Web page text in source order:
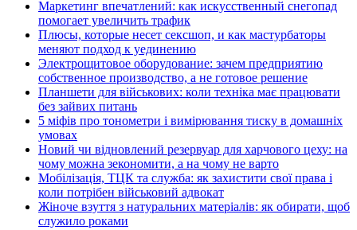
Маркетинг впечатлений: как искусственный снегопад
помогает увеличить трафик
Плюсы, которые несет сексшоп, и как мастурбаторы
меняют подход к уединению
Электрощитовое оборудование: зачем предприятию
собственное производство, а не готовое решение
Планшети для військових: коли техніка має працювати
без зайвих питань
5 міфів про тонометри і вимірювання тиску в домашніх
умовах
Новий чи відновлений резервуар для харчового цеху: на
чому можна зекономити, а на чому не варто
Мобілізація, ТЦК та служба: як захистити свої права і
коли потрібен військовий адвокат
Жіноче взуття з натуральних матеріалів: як обирати, щоб
служило роками